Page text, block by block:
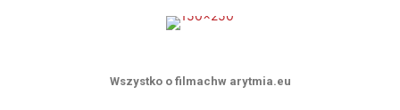
Wszystko o filmachw arytmia.eu